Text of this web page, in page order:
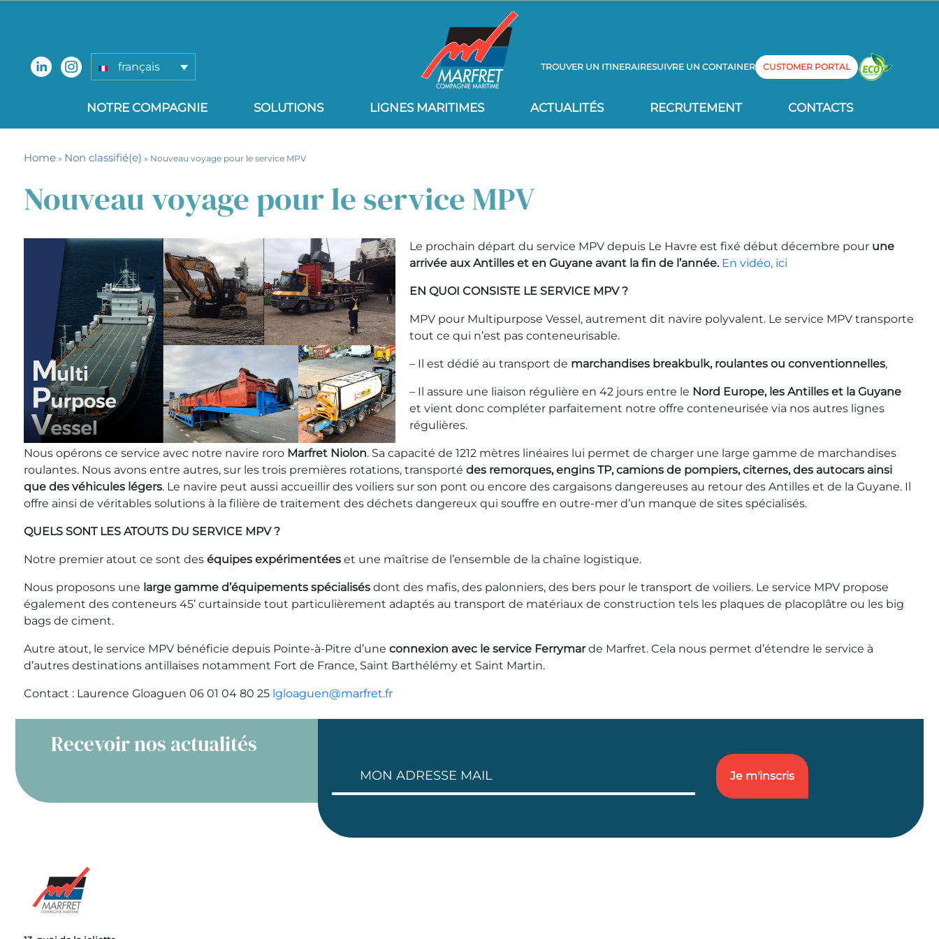
français TROUVER UN ITINERAIRESUIVRE UN CONTAINER CUSTOMER PORTAL
NOTRE COMPAGNIE SOLUTIONS LIGNES MARITIMES ACTUALITÉS RECRUTEMENT CONTACTS
Home » Non classifié(e) » Nouveau voyage pour le service MPV
Nouveau voyage pour le service MPV
Le prochain départ du service MPV depuis Le Havre est fixé début décembre pourune
arrivée aux Antilles et en Guyane avant la fin de l’année. En vidéo, ici
EN QUOI CONSISTE LE SERVICE MPV ?
MPV pour Multipurpose Vessel, autrement dit navire polyvalent. Le service MPV transporte
tout ce qui n’est pas conteneurisable.
– Il est dédié au transport de marchandises breakbulk, roulantes ou conventionnelles,
– Il assure une liaison régulière en 42 jours entre le Nord Europe, les Antilles et la Guyane
et vient donc compléter parfaitement notre offre conteneurisée via nos autres lignes
régulières.
Nous opérons ce service avec notre navire roro Marfret Niolon. Sa capacité de 1212 mètres linéaires lui permet de charger une large gamme de marchandises
roulantes. Nous avons entre autres, sur les trois premières rotations, transporté des remorques, engins TP, camions de pompiers, citernes, des autocars ainsi
que des véhicules légers. Le navire peut aussi accueillir des voiliers sur son pont ou encore des cargaisons dangereuses au retour des Antilles et de la Guyane. Il
offre ainsi de véritables solutions à la filière de traitement des déchets dangereux qui souffre en outre-mer d’un manque de sites spécialisés.
QUELS SONT LES ATOUTS DU SERVICE MPV ?
Notre premier atout ce sont des équipes expérimentées et une maîtrise de l’ensemble de la chaîne logistique.
Nous proposons une large gamme d’équipements spécialisés dont des mafis, des palonniers, des bers pour le transport de voiliers. Le service MPV propose
également des conteneurs 45’ curtainside tout particulièrement adaptés au transport de matériaux de construction tels les plaques de placoplâtre ou les big
bags de ciment.
Autre atout, le service MPV bénéficie depuis Pointe-à-Pitre d’une connexion avec le service Ferrymarde Marfret. Cela nous permet d’étendre le service à
d’autres destinations antillaises notamment Fort de France, Saint Barthélémy et Saint Martin.
Contact : Laurence Gloaguen 06 01 04 80 25 lgloaguen@marfret.fr
Recevoir nos actualités